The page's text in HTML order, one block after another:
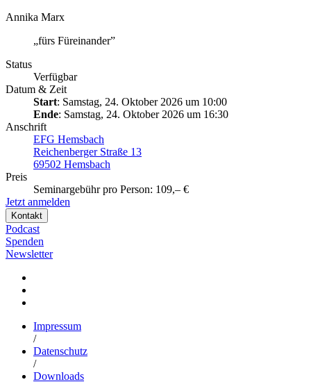
Annika Marx
„fürs Füreinander”
Status
Verfügbar
Datum & Zeit
Start: Samstag, 24. Oktober 2026 um 10:00
Ende: Samstag, 24. Oktober 2026 um 16:30
Anschrift
EFG Hemsbach
Reichenberger Straße 13
69502 Hemsbach
Preis
Seminargebühr pro Person: 109,– €
Jetzt anmelden
Kontakt
Podcast
Spenden
Newsletter
Impressum
/
Datenschutz
/
Downloads